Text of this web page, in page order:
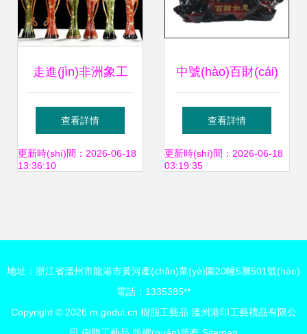
走進(jìn)非洲象工
藝品世界 最新最全
樹脂工藝產(chǎn)
查看詳情
更新時(shí)間：2026-06-18
13:36:10
中號(hào)百財(cái)
如意 樹脂仿玉白菜
擺件，家居與商務
查看詳情
更新時(shí)間：2026-06-18
03:19:35
地址：浙江省溫州市龍港市黃河產(chǎn)業(yè)園20幢5層501號(hào)
電話：1335385**
Copyright © 2026 m.gedui.cn 樹脂工藝品 溫州港印工藝禮品有限公